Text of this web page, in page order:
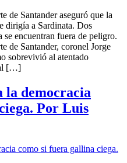
de Santander aseguró que la
dirigía a Sardinata. Dos
encuentran fuera de peligro.
de Santander, coronel Jorge
sobrevivió al atentado
[…]
la democracia
Por Luis